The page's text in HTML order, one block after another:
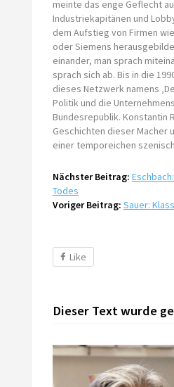
meinte das enge Geflecht
Industriekapitänen und
dem Aufstieg von Firmen
oder Siemens
einander, man sprach
sprach sich ab. Bis in die
dieses Netzwerk namens
Politik und die
Bundesrepublik. Konstantin
Geschichten dieser Macher
einer temporeichen
Nächster Beitrag:
Todes
Voriger Beitrag: Sauer:
Like
Dieser Text wurde